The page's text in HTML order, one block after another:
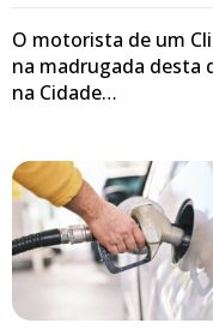
O motorista de um
na madrugada desta
na Cidade…